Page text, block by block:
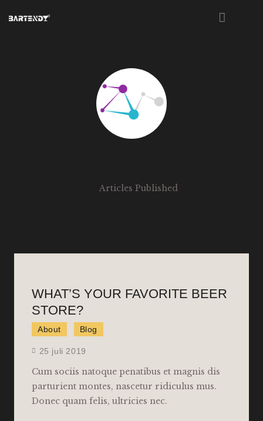
ABOUT US
Articles Published
WHAT’S YOUR FAVORITE BEER
STORE?
About Blog
25 juli 2019
Cum sociis natoque penatibus et magnis dis
parturient montes, nascetur ridiculus mus.
Donec quam felis, ultricies nec.